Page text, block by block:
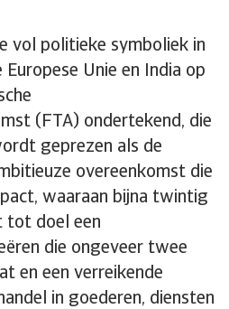
vol politieke symboliek in
Unie en India op
(FTA) ondertekend, die
geprezen als de
overeenkomst die
waaraan bijna twintig
tot doel een
die ongeveer twee
en een verreikende
in goederen, diensten